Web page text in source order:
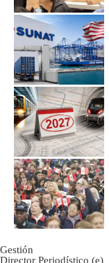
Gestión
Director Periodístico (e)